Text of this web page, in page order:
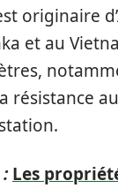
originaire
et au
résistance
Les